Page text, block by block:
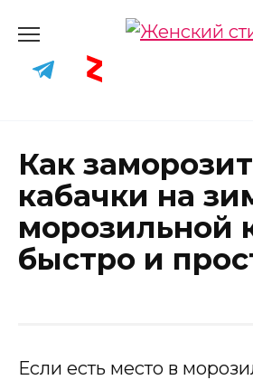
content
Как
кабачки на
морозильной
быстро и
Если есть место в